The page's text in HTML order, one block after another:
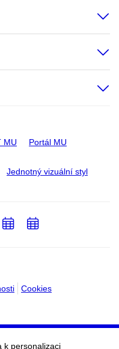
MU Portál MU
Jednotný vizuální styl
Cookies
PřidatPřidat
k personalizaci